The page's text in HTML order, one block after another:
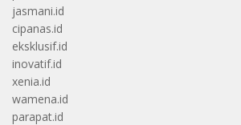
jasmani.id
cipanas.id
eksklusif.id
inovatif.id
xenia.id
wamena.id
parapat.id